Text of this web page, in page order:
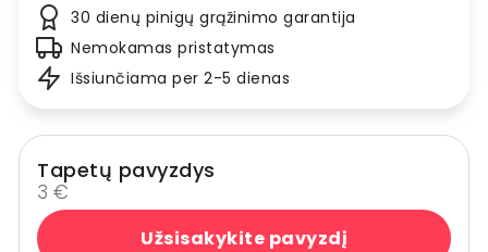
30 dienų pinigų grąžinimo garantija
Nemokamas pristatymas
Išsiunčiama per 2-5 dienas
Tapetų pavyzdys
3 €
Užsisakykite pavyzdį